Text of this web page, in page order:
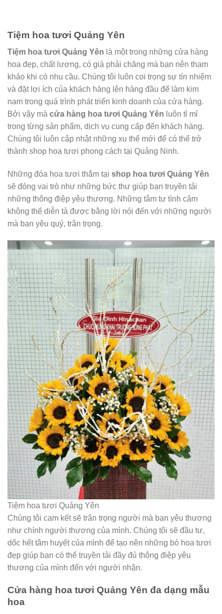
Tiệm hoa tươi Quảng Yên
Tiệm hoa tươi Quảng Yên là một trong những cửa hàng
hoa đẹp, chất lượng, có giá phải chăng mà bạn nên tham
khảo khi có nhu cầu. Chúng tôi luôn coi trọng sự tín nhiệm
và đặt lợi ích của khách hàng lên hàng đầu để làm kim
nam trong quá trình phát triển kinh doanh của cửa hàng.
Bởi vậy mà cửa hàng hoa tươi Quảng Yên luôn tỉ mỉ
trong từng sản phẩm, dịch vụ cung cấp đến khách hàng.
Chúng tôi luôn cập nhật những xu thế mới để có thể trở
thành shop hoa tươi phong cách tại Quảng Ninh.
Những đóa hoa tươi thắm tại shop hoa tươi Quảng Yên
sẽ đóng vai trò như những bức thư giúp bạn truyền tải
những thông điệp yêu thương. Những tâm tư tình cảm
không thể diễn tả được bằng lời nói đến với những người
mà bạn yêu quý, trân trọng.
Tiệm hoa tươi Quảng Yên
Chúng tôi cam kết sẽ trân trọng người mà bạn yêu thương
như chính người thương của mình. Chúng tôi sẽ đầu tư,
dốc hết tâm huyết của mình để tạo nên những bó hoa tươi
đẹp giúp bạn có thể truyền tải đầy đủ thông điệp yêu
thương của mình đến với người nhận.
Cửa hàng hoa tươi Quảng Yên đa dạng mẫu
hoa